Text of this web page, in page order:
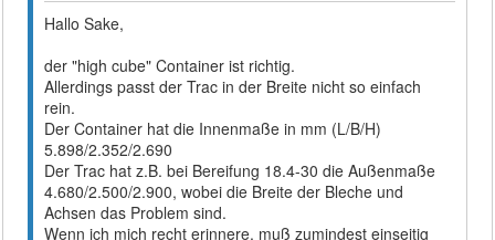
Hallo Sake,
der "high cube" Container ist richtig.
Allerdings passt der Trac in der Breite nicht so einfach
rein.
Der Container hat die Innenmaße in mm (L/B/H)
5.898/2.352/2.690
Der Trac hat z.B. bei Bereifung 18.4-30 die Außenmaße
4.680/2.500/2.900, wobei die Breite der Bleche und
Achsen das Problem sind.
Wenn ich mich recht erinnere, muß zumindest einseitig